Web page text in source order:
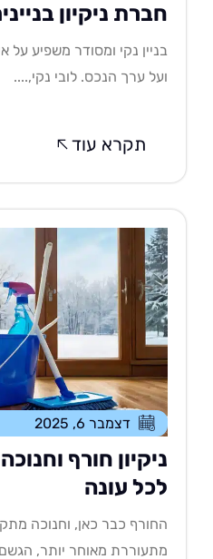
ניקיון בניינים
נקי ומסודר משפיע על איכות
ערך הנכס. לובי נקי,....
תקרא עוד
דצמבר 6, 2025
חורף וחנוכה –
עונה
כבר כאן, וחנוכה מתקרב
מאוחר יותר, הגשם מתחיל